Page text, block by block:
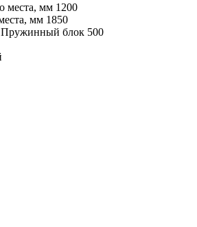
места, мм 1200
мм 1850
Пружинный блок 500